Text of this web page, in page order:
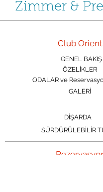
Zimmer &
Club Orient
GENEL BAKIŞ
ÖZELİKLER
ODALAR ve
GALERİ
DİŞARDA
SÜRDÜRÜLEBİLİR